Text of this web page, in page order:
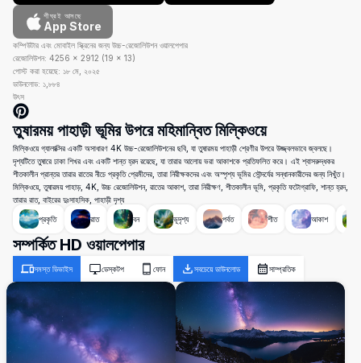
শীঘ্রই আসছে
App Store
কম্পিউটার এবং মোবাইল স্ক্রিনের জন্য উচ্চ-রেজোলিউশন ওয়ালপেপার
রেজোলিউশন: 4256 × 2912 (19 × 13)
পোস্ট করা হয়েছে: ১৮ মে, ২০২৫
ডাউনলোড: ১,৮৮৪
উৎস
তুষারময় পাহাড়ী ভূমির উপরে মহিমান্বিত মিল্কিওয়ে
মিল্কিওয়ে গ্যালাক্সির একটি অসাধারণ 4K উচ্চ-রেজোলিউশনের ছবি, যা তুষারময় পাহাড়ী শ্রেণীর উপরে উজ্জ্বলভাবে জ্বলছে।
দৃশ্যটিতে তুষারে ঢাকা শিখর এবং একটি শান্ত হ্রদ রয়েছে, যা তারার আলোয় ভরা আকাশকে প্রতিফলিত করে। এই শ্বাসরুদ্ধকর
শীতকালীন প্রান্তর তারার রাতের নীচে প্রকৃতি প্রেমীদের, তারা নিরীক্ষকদের এবং অস্পৃশ্য ভূমির সৌন্দর্যের সন্ধানকারীদের জন্য নিখুঁত।
মিল্কিওয়ে, তুষারময় পাহাড়, 4K, উচ্চ রেজোলিউশন, রাতের আকাশ, তারা নিরীক্ষণ, শীতকালীন ভূমি, প্রকৃতি ফটোগ্রাফি, শান্ত হ্রদ,
তারার রাত, বাইরের দুঃসাহসিক, পাহাড়ী দৃশ্য
প্রকৃতি
রাত বন ভূদৃশ্য পর্বত শীত আকাশ
সম্পর্কিত HD ওয়ালপেপার
সমস্ত ডিভাইস ডেস্কটপ ফোন সবচেয়ে ডাউনলোড সাম্প্রতিক